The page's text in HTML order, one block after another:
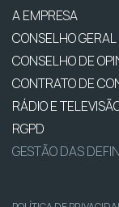
A EMPRESA
CONSELHO
CONSELHO DE
CONTRATO DE
RÁDIO E
RGPD
GESTÃO DAS